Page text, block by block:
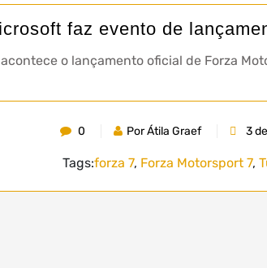
faz evento de
o lançamento oficial de Forza
0 Por Átila Graef 3
Tags:forza 7, Forza Motorsport 7,